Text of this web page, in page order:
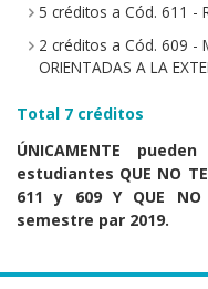
5 créditos a Cód. 611 -
2 créditos a Cód. 609 -
ORIENTADAS A LA
Total 7 créditos
ÚNICAMENTE
estudiantes QUE NO
611 y 609 Y QUE NO
semestre par 2019.